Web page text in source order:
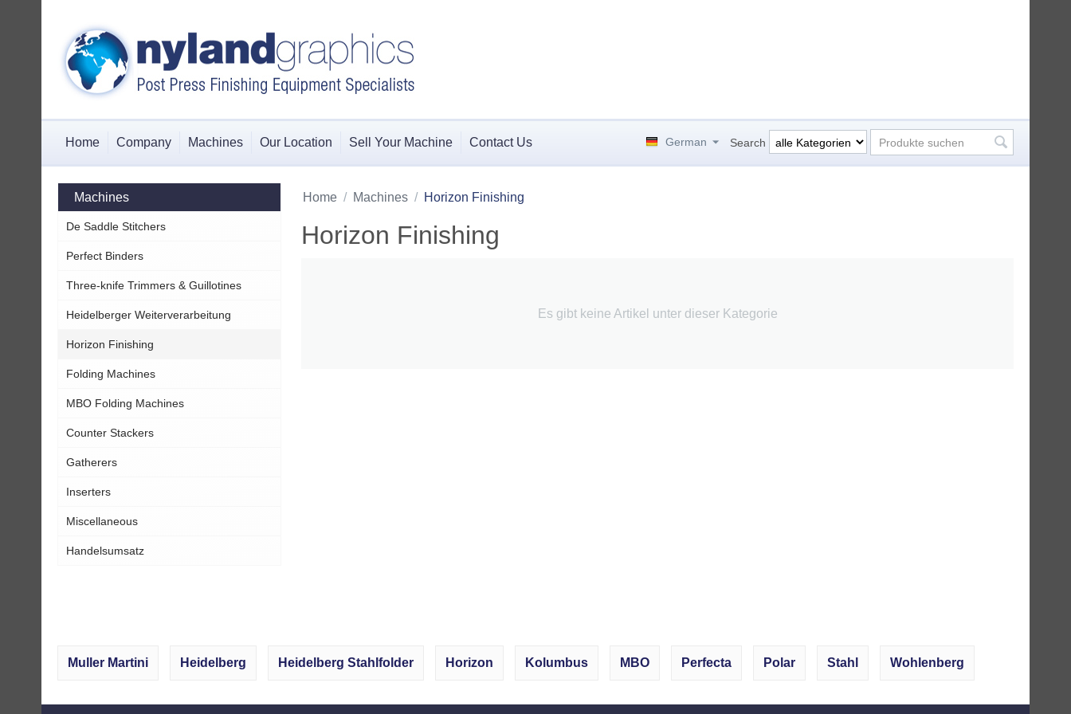
Home Company Machines Our Location Sell Your Machine Contact Us Search
German
Machines
De Saddle Stitchers
Perfect Binders
Three-knife Trimmers & Guillotines
Heidelberger Weiterverarbeitung
Horizon Finishing
Folding Machines
MBO Folding Machines
Counter Stackers
Gatherers
Inserters
Miscellaneous
Handelsumsatz
Home / Machines / Horizon Finishing
Horizon Finishing
Es gibt keine Artikel unter dieser Kategorie
Muller Martini Heidelberg Heidelberg Stahlfolder Horizon Kolumbus MBO Perfecta Polar Stahl Wohlenberg